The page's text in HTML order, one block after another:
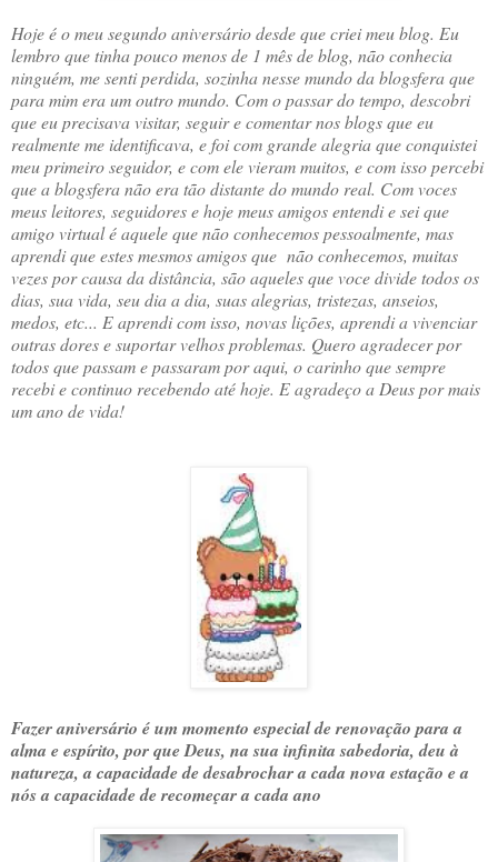
Hoje é o meu segundo aniversário desde que criei meu blog. Eu
lembro que tinha pouco menos de 1 mês de blog, não conhecia
ninguém, me senti perdida, sozinha nesse mundo da blogsfera que
para mim era um outro mundo. Com o passar do tempo, descobri
que eu precisava visitar, seguir e comentar nos blogs que eu
realmente me identificava, e foi com grande alegria que conquistei
meu primeiro seguidor, e com ele vieram muitos, e com isso percebi
que a blogsfera não era tão distante do mundo real. Com voces
meus leitores, seguidores e hoje meus amigos entendi e sei que
amigo virtual é aquele que não conhecemos pessoalmente, mas
aprendi que estes mesmos amigos que não conhecemos, muitas
vezes por causa da distância, são aqueles que voce divide todos os
dias, sua vida, seu dia a dia, suas alegrias, tristezas, anseios,
medos, etc... E aprendi com isso, novas lições, aprendi a vivenciar
outras dores e suportar velhos problemas. Quero agradecer por
todos que passam e passaram por aqui, o carinho que sempre
recebi e continuo recebendo até hoje. E agradeço a Deus por mais
um ano de vida!
Fazer aniversário é um momento especial de renovação para a
alma e espírito, por que Deus, na sua infinita sabedoria, deu à
natureza, a capacidade de desabrochar a cada nova estação e a
nós a capacidade de recomeçar a cada ano